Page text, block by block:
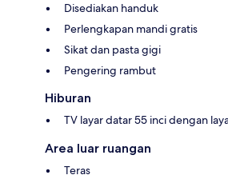
Disediakan handuk
Perlengkapan mandi gratis
Sikat dan pasta gigi
Pengering rambut
Hiburan
TV layar datar 55 inci dengan
Area luar ruangan
Teras